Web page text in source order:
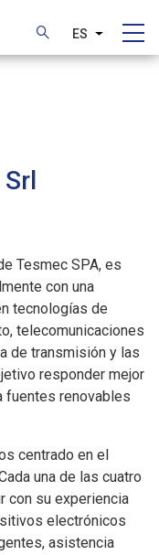
ES Lista
Tesmec SPA, es
con una
tecnologías de
telecomunicaciones
de transmisión y las
responder mejor
fuentes renovables
centrado en el
una de las cuatro
con su experiencia
electrónicos
asistencia